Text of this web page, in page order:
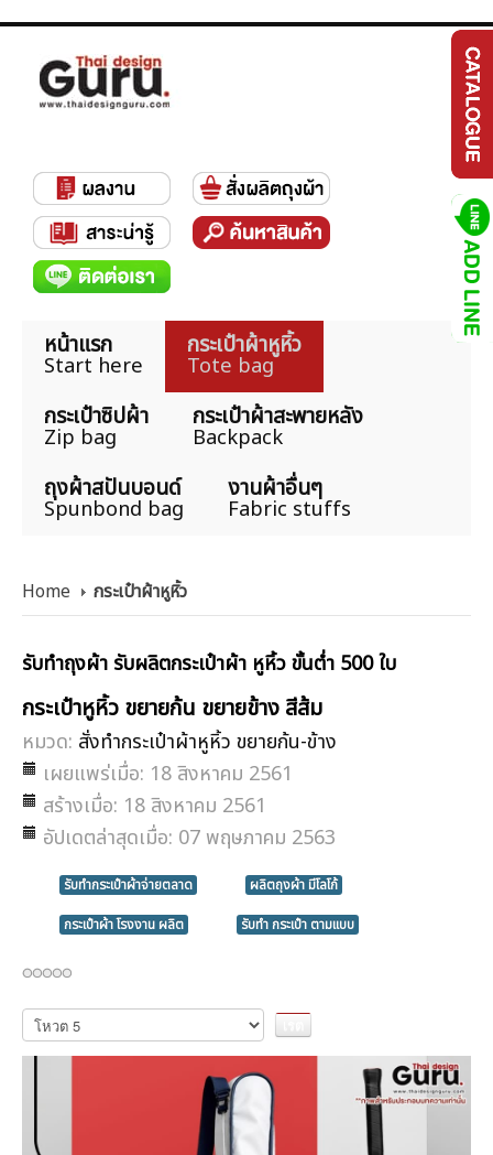
หน้าแรก
Start here
กระเป๋าผ้าหูหิ้ว
Tote bag
กระเป๋าซิปผ้า
Zip bag
กระเป๋าผ้าสะพายหลัง
Backpack
ถุงผ้าสปันบอนด์
Spunbond bag
งานผ้าอื่นๆ
Fabric stuffs
Home กระเป๋าผ้าหูหิ้ว
รับทำถุงผ้า รับผลิตกระเป๋าผ้า หูหิ้ว ขั้นต่ำ 500 ใบ
กระเป๋าหูหิ้ว ขยายก้น ขยายข้าง สีส้ม
หมวด: สั่งทำกระเป๋าผ้าหูหิ้ว ขยายก้น-ข้าง
เผยแพร่เมื่อ: 18 สิงหาคม 2561
สร้างเมื่อ: 18 สิงหาคม 2561
อัปเดตล่าสุดเมื่อ: 07 พฤษภาคม 2563
รับทำกระเป๋าผ้าจ่ายตลาด
ผลิตถุงผ้า มีโลโก้
กระเป๋าผ้า โรงงาน ผลิต
รับทำ กระเป๋า ตามแบบ
กรุณา
ให้
คะแนน